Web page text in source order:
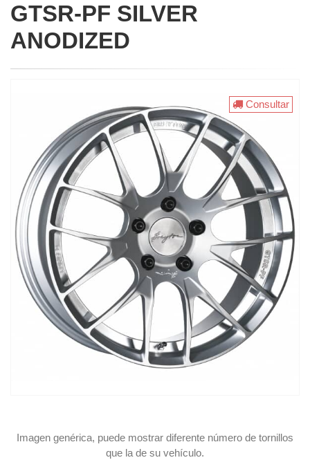
GTSR-PF SILVER
ANODIZED
Imagen genérica, puede mostrar diferente número de tornillos
que la de su vehículo.
Consultar